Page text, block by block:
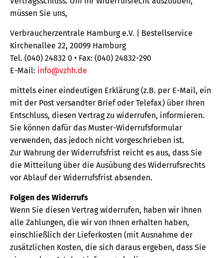
müssen Sie uns,
Verbraucherzentrale Hamburg e.V. | Bestellservice
Kirchenallee 22, 20099 Hamburg
Tel. (040) 24832 0 • Fax: (040) 24832-290
E-Mail: info@vzhh.de
mittels einer eindeutigen Erklärung (z.B. per E-Mail, ein
mit der Post versandter Brief oder Telefax) über Ihren
Entschluss, diesen Vertrag zu widerrufen, informieren.
Sie können dafür das Muster-Widerrufsformular
verwenden, das jedoch nicht vorgeschrieben ist.
Zur Wahrung der Widerrufsfrist reicht es aus, dass Sie
die Mitteilung über die Ausübung des Widerrufsrechts
vor Ablauf der Widerrufsfrist absenden.
Folgen des Widerrufs
Wenn Sie diesen Vertrag widerrufen, haben wir Ihnen
alle Zahlungen, die wir von Ihnen erhalten haben,
einschließlich der Lieferkosten (mit Ausnahme der
zusätzlichen Kosten, die sich daraus ergeben, dass Sie